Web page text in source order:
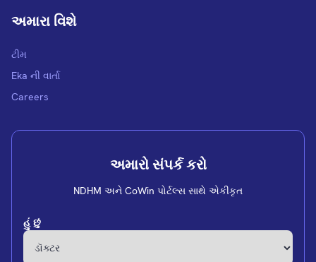
અમારા વિશે
ટીમ
Eka ની વાર્તા
Careers
અમારો સંપર્ક કરો
NDHM અને CoWin પોર્ટલ્સ સાથે એકીકૃત
હું છું